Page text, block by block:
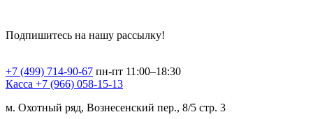
Подпишитесь на нашу рассылку!
+7 (499) 714-90-67 пн-пт 11:00–18:30
Касса +7 (966) 058-15-13
м. Охотный ряд, Вознесенский пер., 8/5 стр. 3